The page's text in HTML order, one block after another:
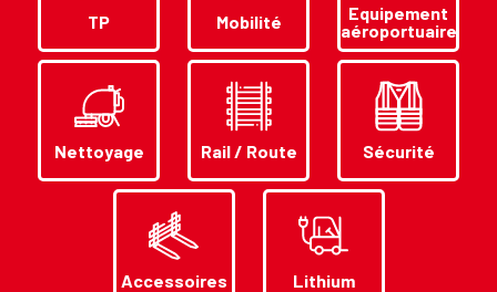
TP Mobilité
Equipement
aéroportuaire
Nettoyage Rail / Route Sécurité
Accessoires Lithium